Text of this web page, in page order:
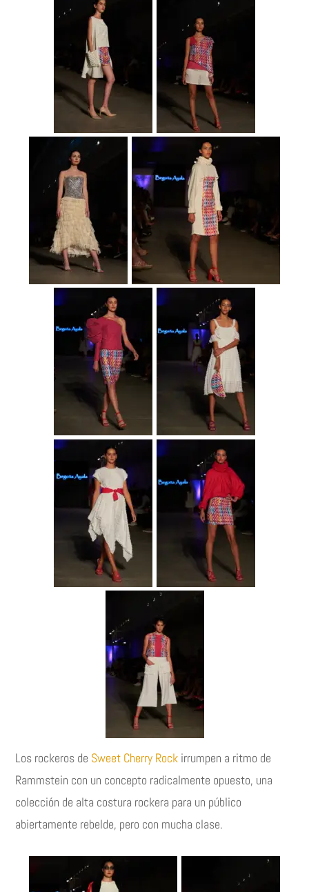
Los rockeros de Sweet Cherry Rock irrumpen a ritmo de
Rammstein con un concepto radicalmente opuesto, una
colección de alta costura rockera para un público
abiertamente rebelde, pero con mucha clase.